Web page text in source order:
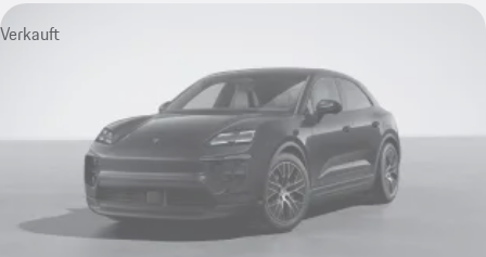
Verkauft